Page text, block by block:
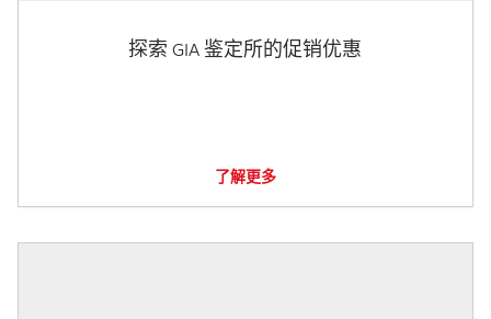
探索 GIA 鉴定所的促销优惠
了解更多